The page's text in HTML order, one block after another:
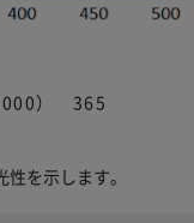
） 365
を示します。